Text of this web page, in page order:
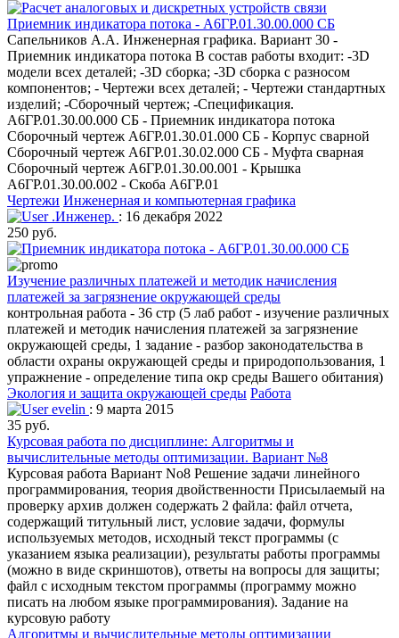
Приемник индикатора потока - А6ГР.01.30.00.000 СБ
Сапельников А.А. Инженерная графика. Вариант 30 -
Приемник индикатора потока В состав работы входит: -3D
модели всех деталей; -3D сборка; -3D сборка с разносом
компонентов; - Чертежи всех деталей; - Чертежи стандартных
изделий; -Сборочный чертеж; -Спецификация.
А6ГР.01.30.00.000 СБ - Приемник индикатора потока
Сборочный чертеж А6ГР.01.30.01.000 СБ - Корпус сварной
Сборочный чертеж А6ГР.01.30.02.000 СБ - Муфта сварная
Сборочный чертеж А6ГР.01.30.00.001 - Крышка
А6ГР.01.30.00.002 - Скоба А6ГР.01
Чертежи Инженерная и компьютерная графика
.Инженер. : 16 декабря 2022
250 руб.
Изучение различных платежей и методик начисления
платежей за загрязнение окружающей среды
контрольная работа - 36 стр (5 лаб работ - изучение различных
платежей и методик начисления платежей за загрязнение
окружающей среды, 1 задание - разбор законодательства в
области охраны окружающей среды и природопользования, 1
упражнение - определение типа окр среды Вашего обитания)
Экология и защита окружающей среды Работа
evelin : 9 марта 2015
35 руб.
Курсовая работа по дисциплине: Алгоритмы и
вычислительные методы оптимизации. Вариант №8
Курсовая работа Вариант No8 Решение задачи линейного
программирования, теория двойственности Присылаемый на
проверку архив должен содержать 2 файла: файл отчета,
содержащий титульный лист, условие задачи, формулы
используемых методов, исходный текст программы (с
указанием языка реализации), результаты работы программы
(можно в виде скриншотов), ответы на вопросы для защиты;
файл с исходным текстом программы (программу можно
писать на любом языке программирования). Задание на
курсовую работу
Алгоритмы и вычислительные методы оптимизации